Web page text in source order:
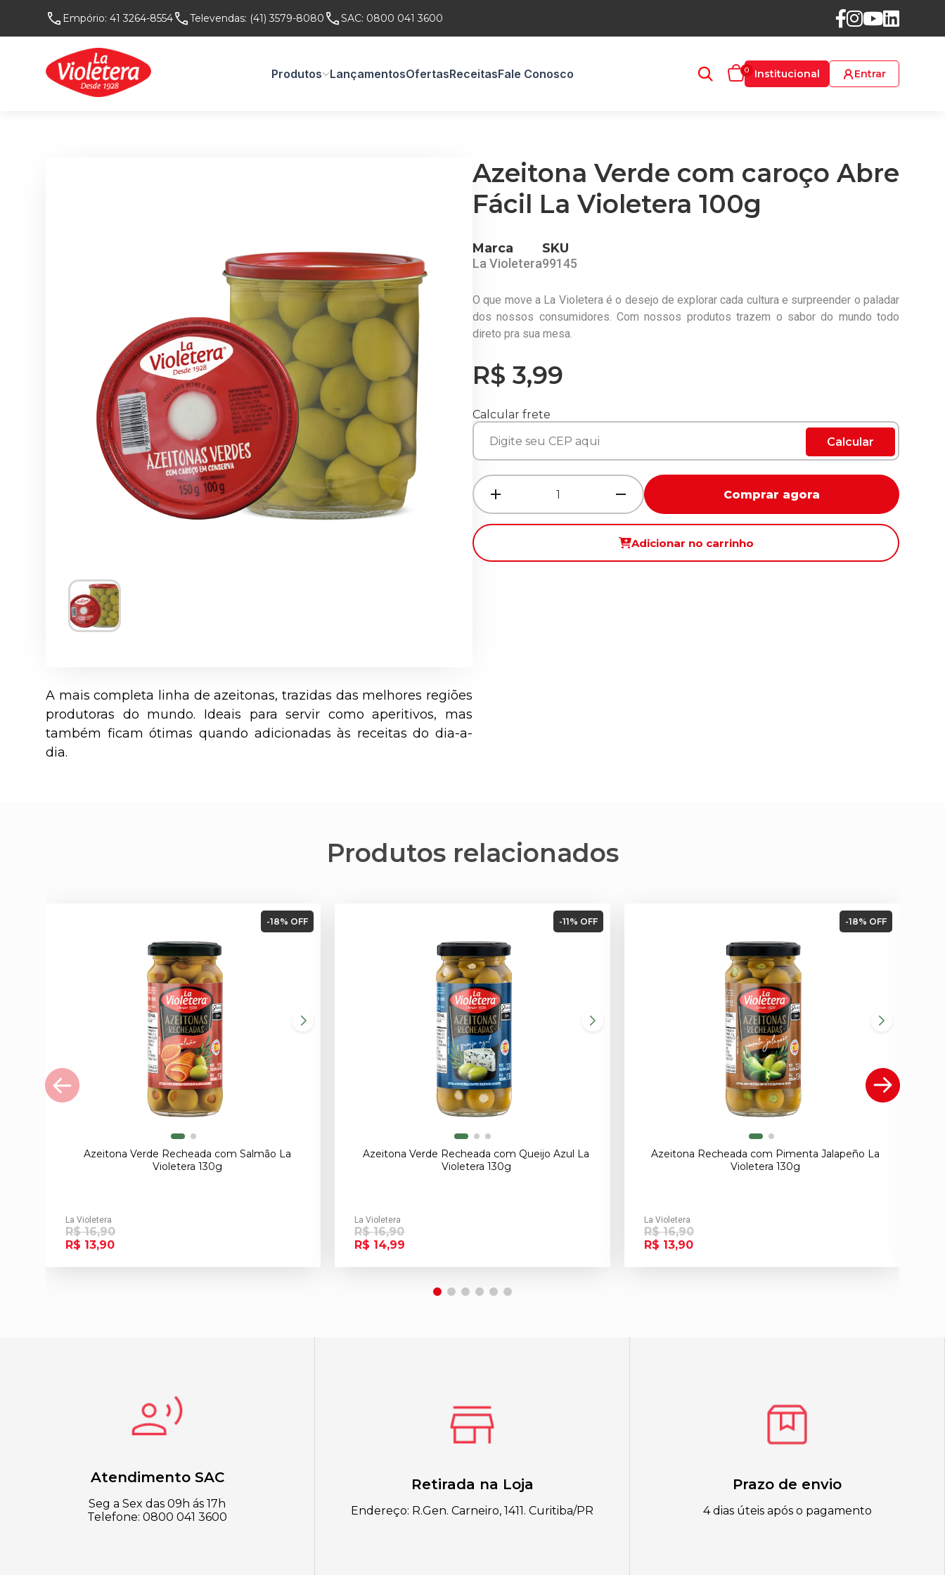
Empório: 41 3264-8554 Televendas: (41) 3579-8080 SAC: 0800 041 3600
Produtos LançamentosOfertasReceitasFale Conosco 0 Institucional Entrar
A mais completa linha de azeitonas, trazidas das melhores regiões
produtoras do mundo. Ideais para servir como aperitivos, mas
também ficam ótimas quando adicionadas às receitas do dia-a-
dia.
Azeitona Verde com caroço Abre
Fácil La Violetera 100g
Marca
La Violetera
SKU
99145
O que move a La Violetera é o desejo de explorar cada cultura e surpreender o paladar
dos nossos consumidores. Com nossos produtos trazem o sabor do mundo todo
direto pra sua mesa.
R$ 3,99
Calcular frete
Calcular
Comprar agora
Adicionar no carrinho
Produtos relacionados
-18% OFF
Azeitona Verde Recheada com Salmão La
Violetera 130g
La Violetera
R$ 16,90
R$ 13,90
-11% OFF
Azeitona Verde Recheada com Queijo Azul La
Violetera 130g
La Violetera
R$ 16,90
R$ 14,99
-18% OFF
Azeitona Recheada com Pimenta Jalapeño La
Violetera 130g
La Violetera
R$ 16,90
R$ 13,90
Atendimento SAC
Seg a Sex das 09h ás 17h
Telefone: 0800 041 3600
Retirada na Loja
Endereço: R.Gen. Carneiro, 1411. Curitiba/PR
Prazo de envio
4 dias úteis após o pagamento